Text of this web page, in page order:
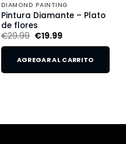
DIAMOND PAINTING
Pintura Diamante – Plato
de flores
€29.99 €19.99
AGREGAR AL CARRITO